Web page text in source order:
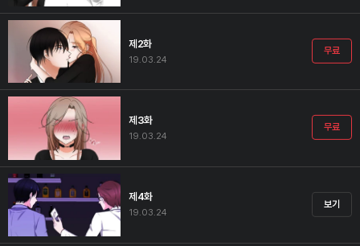
제2화
19.03.24
무료
제3화
19.03.24
무료
제4화
19.03.24
보기